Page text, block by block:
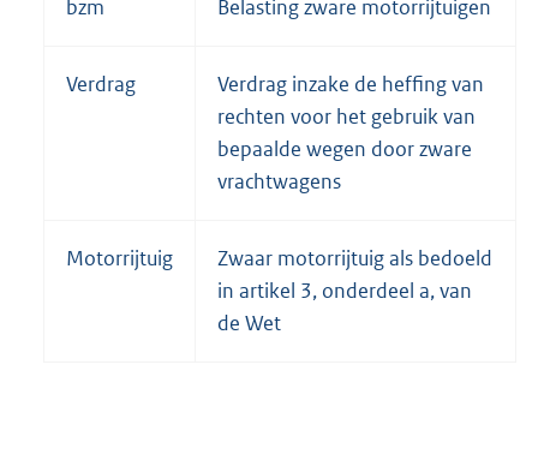
bzm Belasting zware motorrijtuigen
Verdrag
Verdrag inzake de heffing van
rechten voor het gebruik van
bepaalde wegen door zware
vrachtwagens
Motorrijtuig
Zwaar motorrijtuig als bedoeld
in artikel 3, onderdeel a, van
de Wet